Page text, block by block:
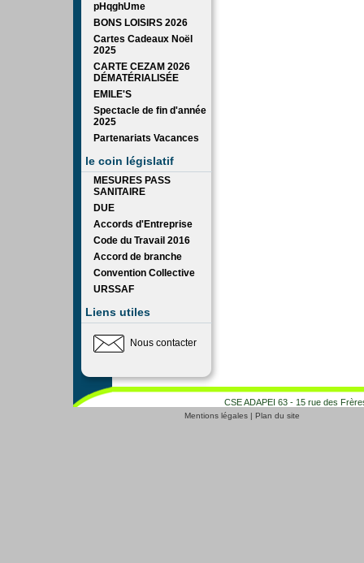
pHqghUme
BONS LOISIRS 2026
Cartes Cadeaux Noël
2025
CARTE CEZAM 2026
DÉMATÉRIALISÉE
EMILE'S
Spectacle de fin d'année
2025
Partenariats Vacances
le coin législatif
MESURES PASS
SANITAIRE
DUE
Accords d'Entreprise
Code du Travail 2016
Accord de branche
Convention Collective
URSSAF
Liens utiles
Nous contacter
CSE ADAPEI 63 - 15 rue des
Mentions légales| Plan du site